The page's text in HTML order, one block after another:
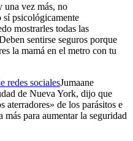
una vez más, no
sí psicológicamente
mostrarles todas las
sentirse seguros porque
la mamá en el metro con tu
redes socialesJumaane
de Nueva York, dijo que
aterradores» de los parásitos e
para aumentar la seguridad